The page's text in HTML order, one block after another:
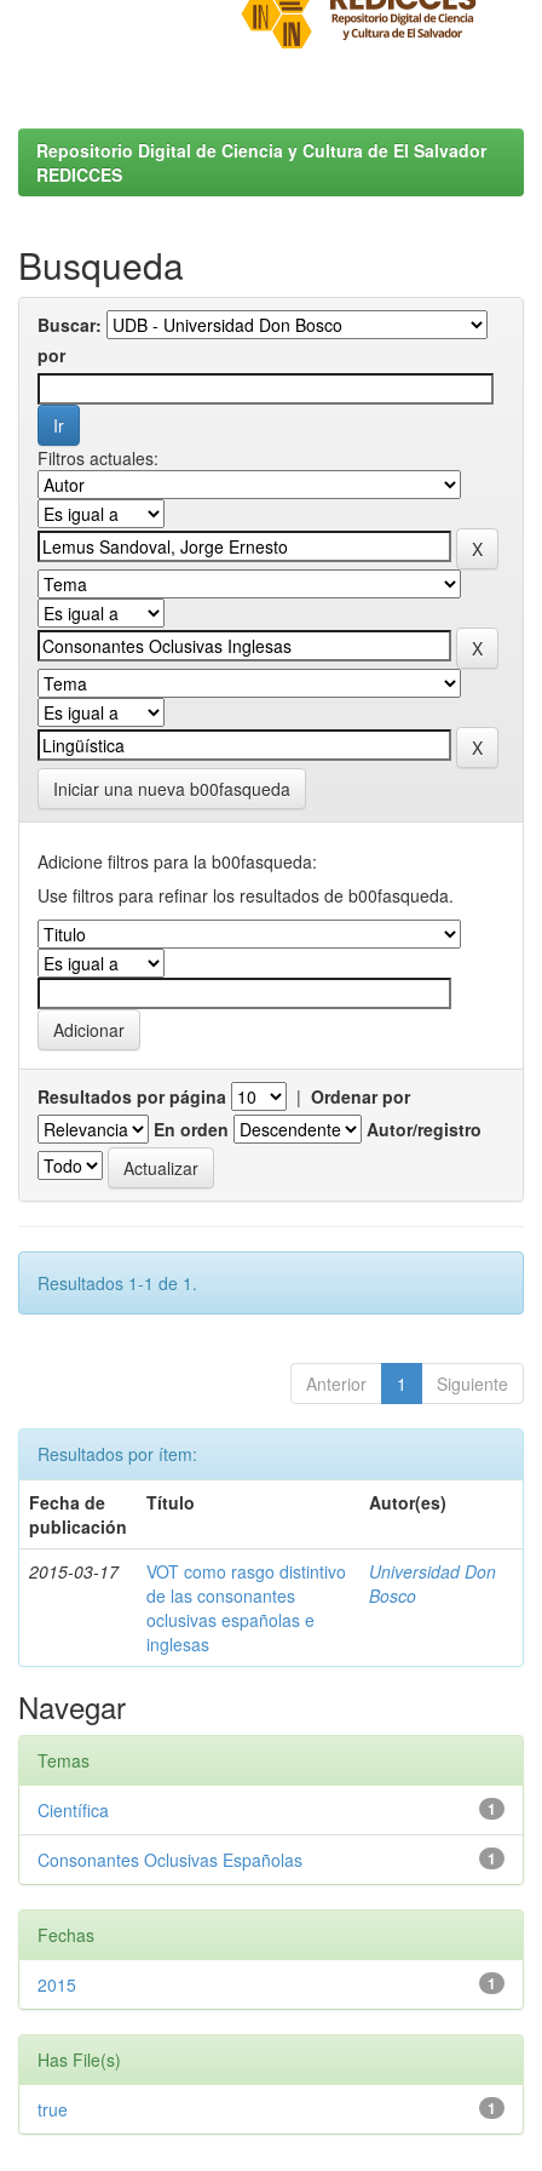
Repositorio Digital de Ciencia y Cultura de El Salvador
REDICCES
Busqueda
Buscar:
por
Filtros actuales:
Iniciar una nueva b00fasqueda
Adicione filtros para la b00fasqueda:
Use filtros para refinar los resultados de b00fasqueda.
Resultados por página | Ordenar por
En orden
Autor/registro
Resultados 1-1 de 1.
Anterior 1 Siguiente
Resultados por ítem:
Fecha de
publicación
Título Autor(es)
2015-03-17
VOT como rasgo distintivo
de las consonantes
oclusivas españolas e
inglesas
Universidad Don
Bosco
Navegar
Temas
1
Científica
1
Consonantes Oclusivas Españolas
Fechas
1
2015
Has File(s)
1
true